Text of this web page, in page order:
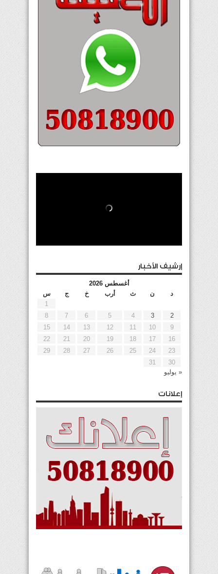
إرشيف الأخبار
أغسطس 2026
د
ن ث أرب خ ج
س
1
2
3
4
5
6
7
8
9
10
11
12
13
14
15
16
17
18
19
20
21
22
23
24
25
26
27
28
29
30
31
« يوليو
إعلانات